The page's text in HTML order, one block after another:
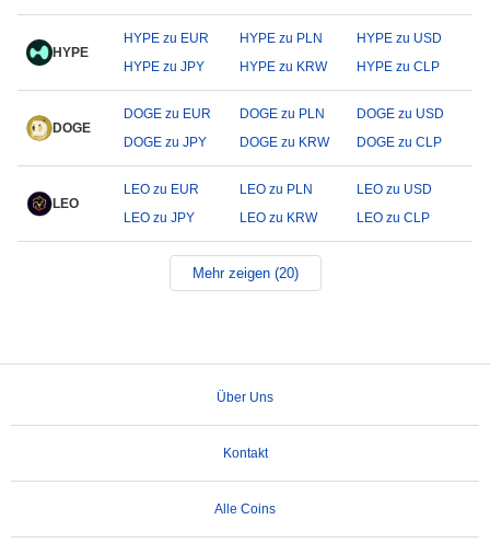
HYPE
HYPE zu EUR HYPE zu PLN
HYPE zu USD
HYPE zu JPY
HYPE zu KRW HYPE zu CLP
DOGE
DOGE zu EUR DOGE zu PLN
DOGE zu USD
DOGE zu JPY
DOGE zu KRW DOGE zu CLP
LEO
LEO zu EUR LEO zu PLN
LEO zu USD
LEO zu JPY
LEO zu KRW LEO zu CLP
Mehr zeigen (20)
Über Uns
Kontakt
Alle Coins